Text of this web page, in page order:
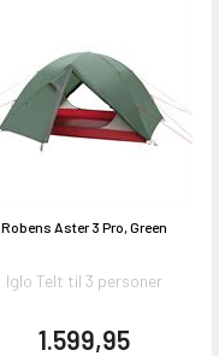
Robens Aster 3 Pro, Green
Iglo Telt til 3 personer
1.599,95